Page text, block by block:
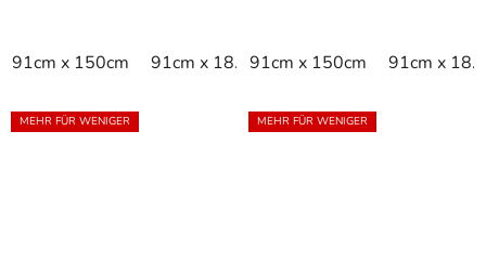
91cm x 150cm 91cm x 18.3m 91cm x linm
91cm x 150cm 91cm x
MEHR FÜR WENIGER MEHR FÜR WENIGER